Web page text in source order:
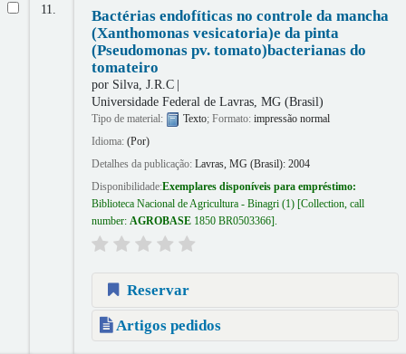
11.
Bactérias endofíticas no controle da mancha
(Xanthomonas vesicatoria)e da pinta
(Pseudomonas pv. tomato)bacterianas do
tomateiro
por Silva, J.R.C
Universidade Federal de Lavras, MG (Brasil)
Tipo de material: Texto; Formato: impressão normal
Idioma: (Por)
Detalhes da publicação: Lavras, MG (Brasil): 2004
Disponibilidade:Exemplares disponíveis para empréstimo:
Biblioteca Nacional de Agricultura - Binagri(1) Collection, call
number: AGROBASE 1850 BR0503366 .
Reservar
Artigos pedidos